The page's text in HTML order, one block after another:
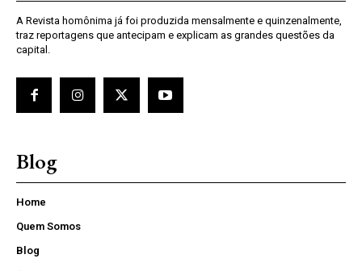
A Revista homônima já foi produzida mensalmente e quinzenalmente,
traz reportagens que antecipam e explicam as grandes questões da
capital.
Blog
Home
Quem Somos
Blog